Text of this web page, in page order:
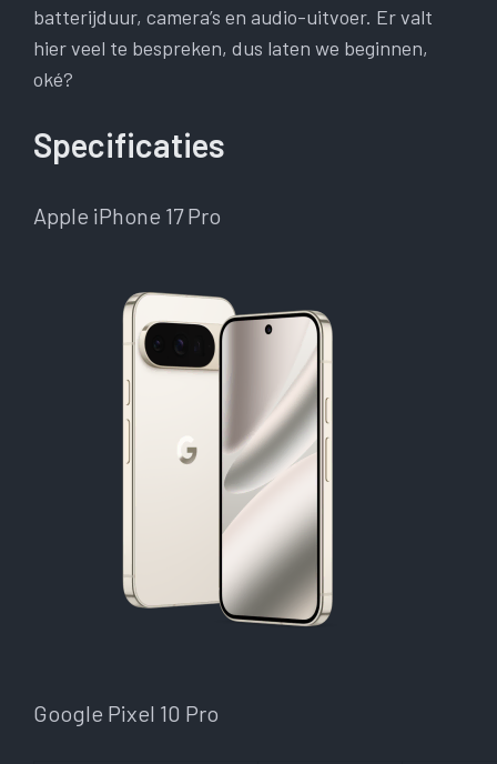
batterijduur, camera’s en audio-uitvoer. Er valt
hier veel te bespreken, dus laten we beginnen,
oké?
Specificaties
Apple iPhone 17 Pro
Google Pixel 10 Pro